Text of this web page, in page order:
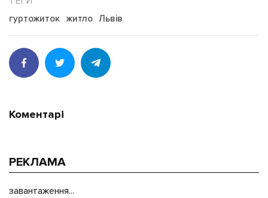
гуртожиток житло Львів
Коментарі
РЕКЛАМА
завантаження...